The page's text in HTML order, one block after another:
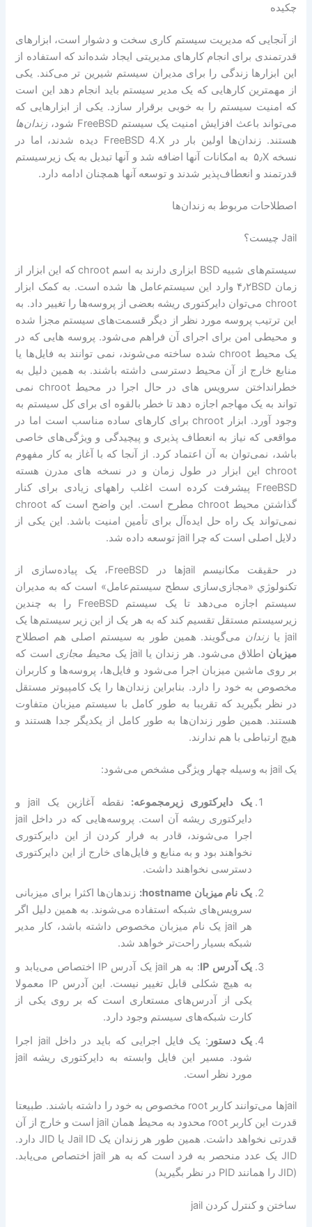
چکیده
از آنجایی که مدیریت سیستم کاری سخت و دشوار است، ابزارهای
قدرتمندی برای انجام کارهای مدیریتی ایجاد شده‌اند که استفاده از
این ابزارها زندگی را برای مدیران سیستم شیرین تر می‌کند. یکی
از مهمترین کارهایی که یک مدیر سیستم باید انجام دهد این است
که امنیت سیستم را به خوبی برقرار سازد. یکی از ابزارهایی که
می‌تواند باعث افزایش امنیت یک سیستم FreeBSD شود،
زندان‌ها
هستند. زندان‌ها اولین بار در FreeBSD 4.X دیده شدند، اما در
نسخه ‎ ۵٫X به امکانات آنها اضافه شد و آنها تبدیل به یک زیر‌سیستم
قدرتمند و انعطاف‌پذیر شدند و توسعه آنها همچنان ادامه دارد.
اصطلاحات مربوط به زندان‌ها
Jail چیست؟
سیستم‌های شبیه BSD ابزاری دارند به اسم chroot که این ابزار از
زمان ۴٫۲BSD وارد این سیستم‌عامل ها شده است. به کمک ابزار
chroot می‌توان دایرکتوری ریشه بعضی از پروسه‌ها را تغییر داد. به
این ترتیب پروسه مورد نظر از دیگر قسمت‌های سیستم مجزا شده
و محیطی امن برای اجرای آن فراهم می‌شود. پروسه هایی که در
یک محیط chroot شده ساخته می‌شوند، نمی توانند به فایل‌ها یا
منابع خارج از آن محیط دسترسی داشته باشند. به همین دلیل به
خطرانداختن سرویس های در حال اجرا در محیط chroot نمی
تواند به یک مهاجم اجازه دهد تا خطر بالقوه ای برای کل سیستم به
وجود آورد. ابزار chroot برای کارهای ساده مناسب است اما در
مواقعی که نیاز به انعطاف پذیری و پیچیدگی و ویژگی‌های خاصی
باشد، نمی‌توان به آن اعتماد کرد. از آنجا که با آغاز به کار مفهوم
chroot این ابزار در طول زمان و در نسخه های مدرن هسته
FreeBSD پیشرفت کرده است اغلب راههای زیادی برای کنار
گذاشتن محیط chroot مطرح است. این واضح است که chroot
نمی‌تواند یک راه حل ایده‌آل برای تأمین امنیت باشد. این یکی از
دلایل اصلی است که چرا jail توسعه داده شد.
در حقیقت مکانیسم jail‌ها در FreeBSD، یک پیاده‌سازی از
تکنولوژي «مجازی‌سازی سطح سیستم‌عامل» است که به مدیران
سیستم اجازه می‌دهد تا یک سیستم FreeBSD را به چندین
زیر‌سیستم مستقل تقسیم کند که به هر یک از این زیر سیستم‌ها یک
jail یا
زندان می‌گویند. همین طور به سیستم اصلی هم اصطلاح
میزبان اطلاق می‌شود. هر زندان یا jail یک محیط مجازی است که
بر روی ماشین میزبان اجرا می‌شود و فایل‌ها، پروسه‌ها و کاربران
مخصوص به خود را دارد. بنابراین زندان‌ها را یک کامپیوتر مستقل
در نظر بگیرید که تقریبا به طور کامل با سیستم میزبان متفاوت
هستند. همین طور زندان‌ها به طور کامل از یکدیگر جدا هستند و
هیچ ارتباطی با هم ندارند.
یک jail به وسیله چهار ویژگی مشخص می‌شود:
یک دایرکتوری زیرمجموعه:
نقطه آغازین یک jail و
دایرکتوری ریشه آن است. پروسه‌هایی که در داخل jail
اجرا می‌شوند، قادر به فرار کردن از این دایرکتوری
نخواهند بود و به منابع و فایل‌های خارج از این دایرکتوری
دسترسی نخواهند داشت.
یک نام میزبان hostname:
زندهان‌ها اکثرا برای میزبانی
سرویس‌های شبکه استفاده می‌شوند. به همین دلیل اگر
هر jail یک نام میزبان مخصوص داشته باشد، کار مدیر
شبکه بسیار راحت‌تر خواهد شد.
یک آدرس IP
: به هر jail یک آدرس IP اختصاص می‌یابد و
به هیچ شکلی قابل تغییر نیست. این آدرس IP معمولا
یکی از آدرس‌های مستعاری است که بر روی یکی از
کارت شبکه‌های سیستم وجود دارد.
یک دستور
: یک فایل اجرایی که باید در داخل jail اجرا
شود. مسیر این فایل وابسته به دایرکتوری ریشه jail
مورد نظر است.
jailها می‌توانند کاربر root مخصوص به خود را داشته باشند. طبیعتا
قدرت این کاربر root محدود به محیط همان jail است و خارج از آن
قدرتی نخواهد داشت. همین طور هر زندان یک Jail ID یا JID دارد.
JID یک عدد منحصر به فرد است که به هر jail اختصاص می‌یابد.
(JID را همانند PID در نظر بگیرید)
ساختن و کنترل کردن jail